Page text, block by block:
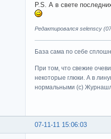
P.S. А в свете
Редактировался selenscy
База сама по себе
При том, что свежие
некоторые глюки. А в
нормальными (c)
07-11-11 15:06:03